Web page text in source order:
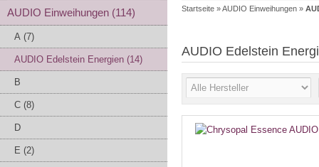
AUDIO Einweihungen (114)
A (7)
AUDIO Edelstein Energien (14)
B
C (8)
D
E (2)
Startseite »AUDIO Einweihungen »
AUDIO Edelstein